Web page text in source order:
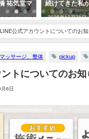
こと
るむ 〜微小刺
な変化〜
LINE公式アカウントについてのお
ッサージ、整体 pickup
トについてのお知
6日